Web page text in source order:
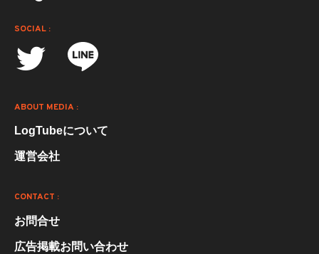
SOCIAL :
ABOUT MEDIA :
LogTubeについて
運営会社
CONTACT :
お問合せ
広告掲載お問い合わせ